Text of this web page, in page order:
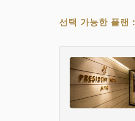
선택 가능한 플랜：